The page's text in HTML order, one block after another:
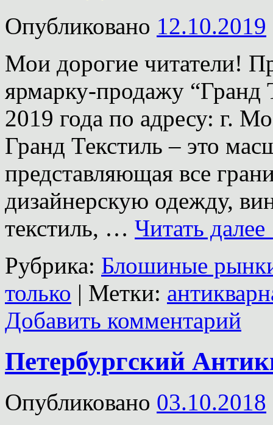
Опубликовано 12.10.2019
Мои дорогие читатели!
ярмарку-продажу “Гранд
2019 года по адресу: г.
Гранд Текстиль – это
представляющая все
дизайнерскую одежду,
текстиль, … Читать далее
Рубрика: Блошиные
только | Метки:
Добавить комментарий
Петербургский
Опубликовано 03.10.2018